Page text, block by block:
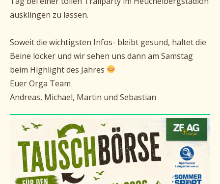
ausklingen zu lassen.
Soweit die wichtigsten Infos- bleibt gesund, haltet die
Beine locker und wir sehen uns dann am Samstag
beim Highlight des Jahres
Euer Orga Team
Andreas, Michael, Martin und Sebastian